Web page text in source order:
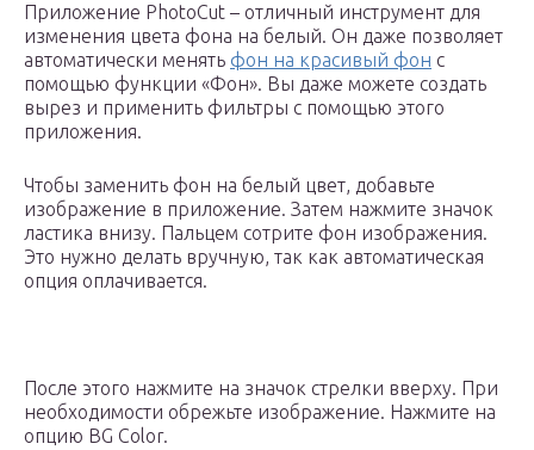
Приложение PhotoCut – отличный инструмент для
изменения цвета фона на белый. Он даже позволяет
автоматически менять фон на красивый фон с
помощью функции «Фон». Вы даже можете создать
вырез и применить фильтры с помощью этого
приложения.
Чтобы заменить фон на белый цвет, добавьте
изображение в приложение. Затем нажмите значок
ластика внизу. Пальцем сотрите фон изображения.
Это нужно делать вручную, так как автоматическая
опция оплачивается.
После этого нажмите на значок стрелки вверху. При
необходимости обрежьте изображение. Нажмите на
опцию BG Color.